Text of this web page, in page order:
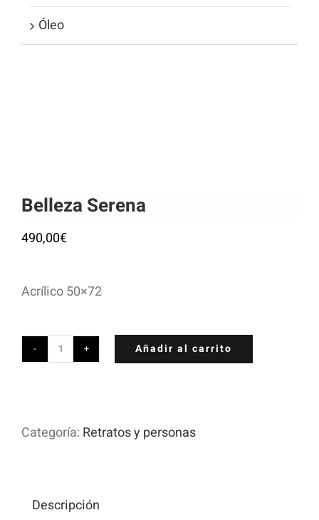
Belleza Serena
490,00€
Acrílico 50×72
Belleza
Añadir al carrito
Categoría: Retratos y personas
Descripción
Óleo